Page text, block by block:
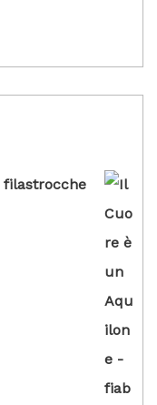
filastrocche